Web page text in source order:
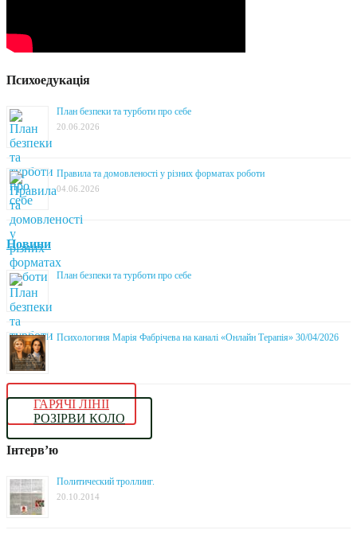
Психоедукація
План безпеки та турботи про себе
20.06.2026
Правила та домовленості у різних форматах роботи
04.06.2026
Новини
План безпеки та турботи про себе
Психологиня Марія Фабрічева на каналі «Онлайн Терапія» 30/04/2026
ГАРЯЧІ ЛІНІЇ
РОЗІРВИ КОЛО
Інтерв’ю
Политический троллинг.
20.10.2014